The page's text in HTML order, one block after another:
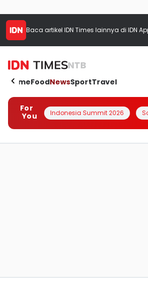
Baca artikel IDN Times lainnya di IDN
NTB
HomeFoodNewsSportTravel
For
You
Indonesia Summit 2026